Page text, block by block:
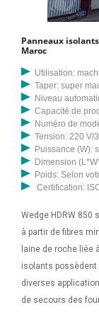
Panneaux
Maroc
Utilisation:
Taper: super
Niveau
Capacité de
Numéro de
Tension: 220 V/
Puissance (W):
Dimension
Poids: Selon
Certification:
Wedge HDRW
à partir de fibres
laine de roche liée
isolants possèdent
diverses
de secours des